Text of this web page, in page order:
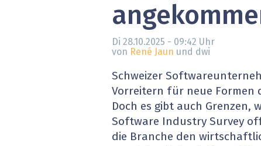
» alle News
EU-
Di 28.10.2025 - 09:42 Uhr
von René Jaun und dwi
Schweizer
Vorreitern für neue Formen
Doch es gibt auch Grenzen,
Software Industry Survey
die Branche den